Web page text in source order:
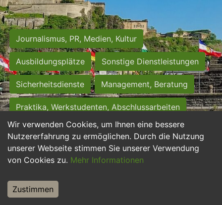
Wir verwenden Cookies, um Ihnen eine bessere
Nutzererfahrung zu ermöglichen. Durch die Nutzung
unserer Webseite stimmen Sie unserer Verwendung
von Cookies zu. Mehr Informationen
Zustimmen
Journalismus, PR, Medien, Kultur
Ausbildungsplätze Sonstige Dienstleistungen
Sicherheitsdienste Management, Beratung
Praktika, Werkstudenten, Abschlussarbeiten
Personalwesen Assistenz, Sekretariat
Hilfskräfte, Aushilfs- und Nebenjobs
Weiterbildung, Studium, duale Ausbildung